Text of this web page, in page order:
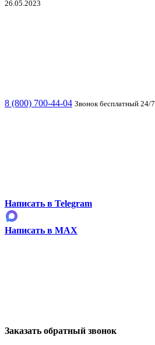
26.05.2023
8 (800) 700-44-04 Звонок бесплатный 24/7
Написать в Telegram
Написать в MAX
Заказать обратный звонок